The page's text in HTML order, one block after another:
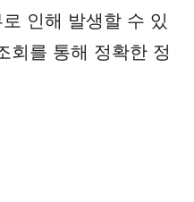
인해 발생할 수 있
회를 통해 정확한 정